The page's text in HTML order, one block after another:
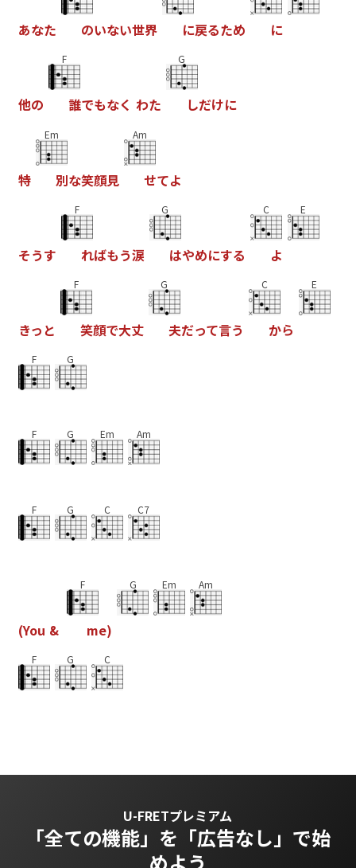
あなた のいない世界 に戻るため に
他の
F
誰でもなく わた
G
しだけに
特
Em
別な笑顔見
Am
せてよ
そうす
F
ればもう涙
G
はやめにする
C
よ
E
きっ と
F
笑顔で大丈
G
夫だって言う
C
から
E
F G
F G Em Am
F G C C7
(You &
F
me)
G Em Am
F G C
U-FRETプレミアム
「全ての機能」を 「広告なし」で始
めよう